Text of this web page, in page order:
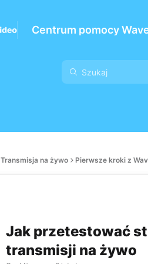
Centrum pomocy
Transmisja na żywo Pierwsze kroki z
Jak przetestować
transmisji na żywo